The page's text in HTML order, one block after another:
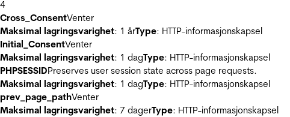
4
Cross_ConsentVenter
Maksimal lagringsvarighet: 1 årType: HTTP-informasjonskapsel
Initial_ConsentVenter
Maksimal lagringsvarighet: 1 dagType: HTTP-informasjonskapsel
PHPSESSIDPreserves user session state across page requests.
Maksimal lagringsvarighet: 1 dagType: HTTP-informasjonskapsel
prev_page_pathVenter
Maksimal lagringsvarighet: 7 dagerType: HTTP-informasjonskapsel